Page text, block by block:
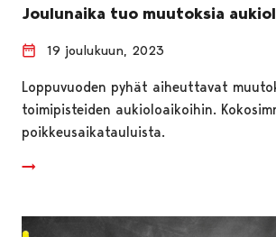
Joulunaika tuo muutoksia
19 joulukuun, 2023
Loppuvuoden pyhät aiheuttavat
toimipisteiden aukioloaikoihin.
poikkeusaikatauluista.